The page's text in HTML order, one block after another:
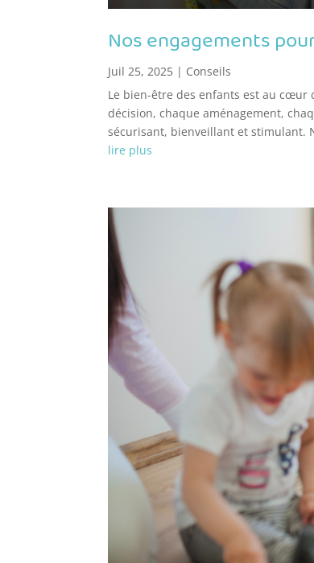
Nos engagements
Juil 25, 2025 | Conseils
Le bien-être des enfants est au cœur
décision, chaque aménagement,
sécurisant, bienveillant et stimulant.
lire plus